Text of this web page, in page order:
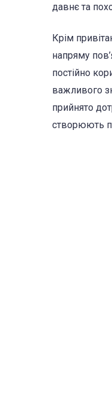
давнє та
Крім
напряму
постійно
важливого
прийнято
створюють